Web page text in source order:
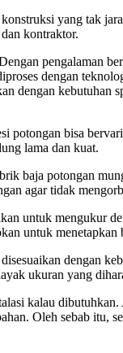
yang tak
kontraktor.
pengalaman
dengan
dengan
bisa
lama dan kuat.
baja potongan
agar tidak
untuk mengukur
untuk
dengan
ukuran yang
kalau
Oleh sebab itu,